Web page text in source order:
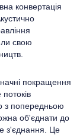
конвертація
свою
покращення
з попередньою
об'єднати до
з'єднання. Це